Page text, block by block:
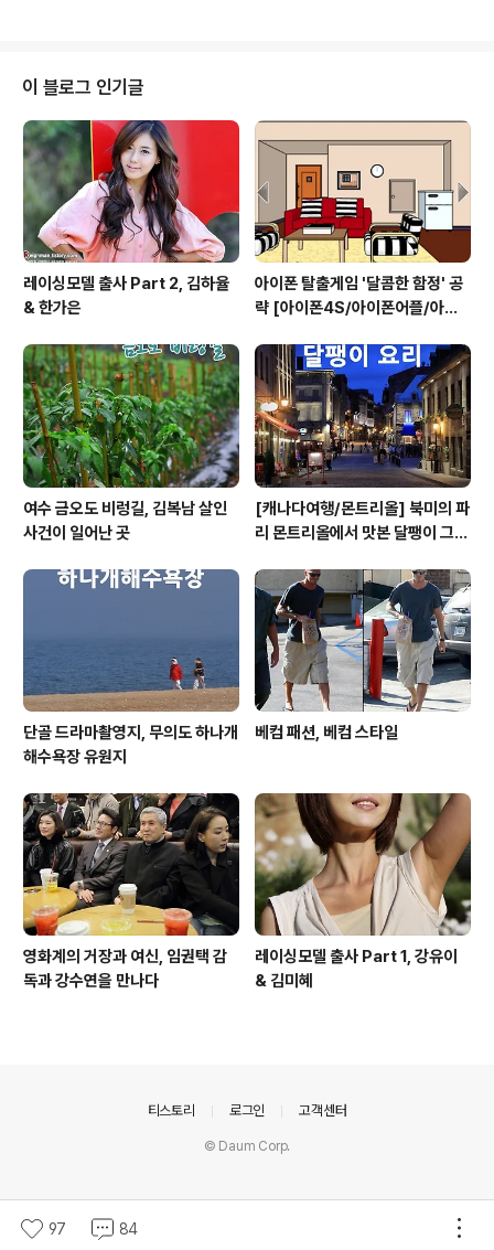
신의 티스토리와 글을 홍보할 수 있는 내용입니다. 자세한
내용은 링크를 참고해 주시고, 이제부터 제가 직접 꾸민 에
대한 리뷰를 해볼까 합니다. 봐주실거죠? :) 공지 (티에디션
과 관련 이벤트 정보가 있습니다) ▶ 바로가기 Reignman
의 영화 티에디션 Reignman의 첫 번째 티에디션 ▶ htt
p://reignma..
이 블로그 인기글
레이싱모델 출사 Part 2, 김하율
& 한가은
아이폰 탈출게임 '달콤한 함정' 공
략 [아이폰4S/아이폰어플/아이
여수 금오도 비렁길, 김복남 살인
사건이 일어난 곳
[캐나다여행/몬트리올] 북미의 파
리 몬트리올에서 맛본 달팽이 그라
단골 드라마촬영지, 무의도 하나개
해수욕장 유원지
베컴 패션, 베컴 스타일
영화계의 거장과 여신, 임권택 감
독과 강수연을 만나다
레이싱모델 출사 Part 1, 강유이
& 김미혜
97 84
티스토리 로그인 고객센터
© Daum Corp.